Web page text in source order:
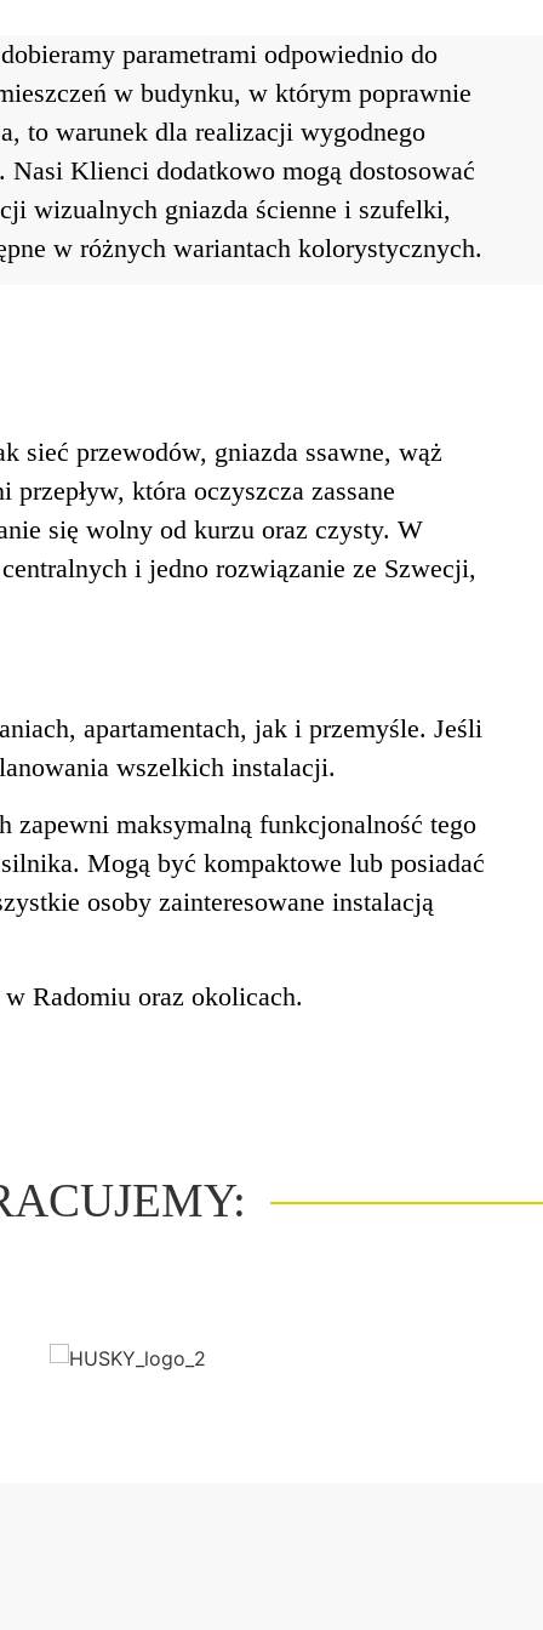
parametrami odpowiednio do
w budynku, w którym poprawnie
to warunek dla realizacji wygodnego
Nasi Klienci dodatkowo mogą dostosować
wizualnych gniazda ścienne i szufelki,
w różnych wariantach kolorystycznych.
sieć przewodów, gniazda ssawne, wąż
która oczyszcza zassane
się wolny od kurzu oraz czysty. W
i jedno rozwiązanie ze Szwecji,
apartamentach, jak i przemyśle. Jeśli
wszelkich instalacji.
zapewni maksymalną funkcjonalność tego
Mogą być kompaktowe lub posiadać
osoby zainteresowane instalacją
Radomiu oraz okolicach.